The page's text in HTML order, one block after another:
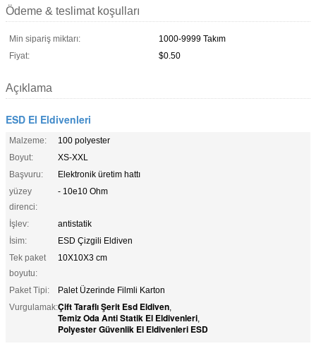
Ödeme & teslimat koşulları
Min sipariş miktarı:
1000-9999 Takım
Fiyat:
$0.50
Açıklama
ESD El Eldivenleri
Malzeme:
100 polyester
Boyut:
XS-XXL
Başvuru:
Elektronik üretim hattı
yüzey
direnci:
- 10e10 Ohm
İşlev:
antistatik
İsim:
ESD Çizgili Eldiven
Tek paket
boyutu:
10X10X3 cm
Paket Tipi:
Palet Üzerinde Filmli Karton
Vurgulamak:Çift Taraflı Şerit Esd Eldiven,
Temiz Oda Anti Statik El Eldivenleri,
Polyester Güvenlik El Eldivenleri ESD